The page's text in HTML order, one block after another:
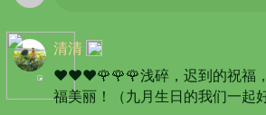
心里有期许，万物皆可爱。我相
清清
❤️❤️❤️🌹🌹🌹浅碎，迟到的祝福
福美丽！（九月生日的我们一起